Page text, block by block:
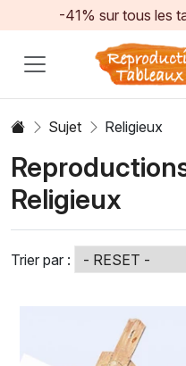
-41% sur tous les
Sujet Religieux
Religieux
Trier par :